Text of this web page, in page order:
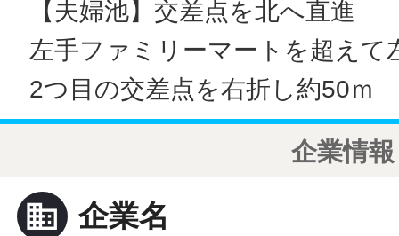
【夫婦池】交差点を北へ直進
左手ファミリーマートを超えて
2つ目の交差点を右折し約50ｍ
企業情報
business 企業名